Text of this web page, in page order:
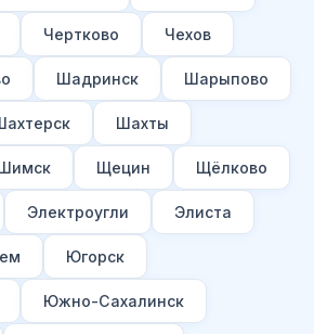
Чертково Чехов
Шадринск Шарыпово
Шахты
Щецин Щёлково
Электроугли Элиста
Югорск
Южно-Сахалинск